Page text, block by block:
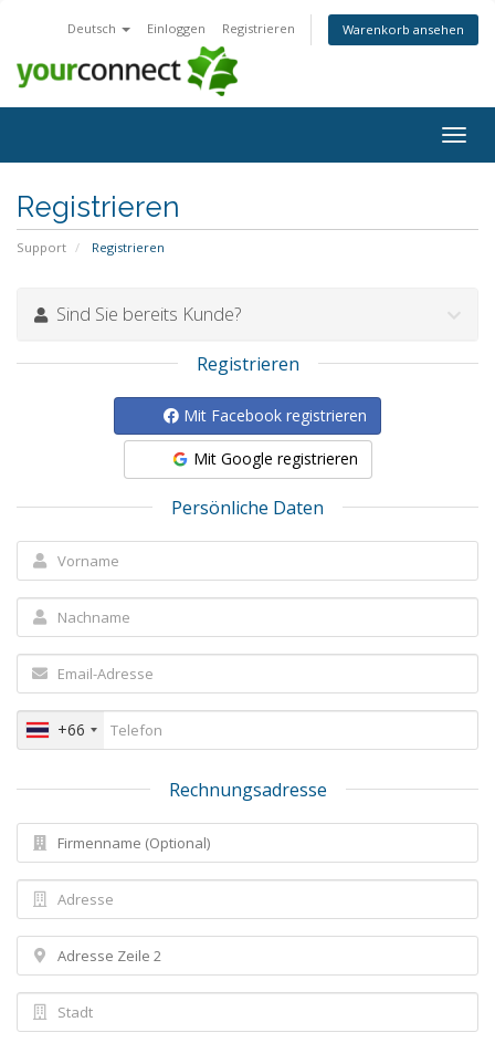
Deutsch Einloggen Registrieren Warenkorb ansehen
ein-/
Registrieren
Support Registrieren
Sind Sie bereits Kunde?
Registrieren
Mit Facebook registrieren
Mit Google registrieren
Persönliche Daten
+66
Rechnungsadresse